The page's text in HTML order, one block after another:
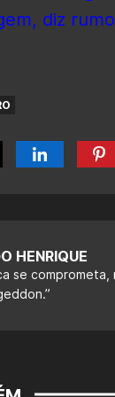
diz
HENRIQUE
se